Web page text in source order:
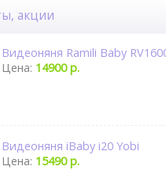
акции
Видеоняня Ramili Baby
Цена: 14900 р.
Видеоняня iBaby i20 Yobi
Цена: 15490 р.